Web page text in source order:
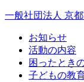
Skip
content
一般社団法人 京
お知らせ
活動の内容
困ったとき
子どもの教